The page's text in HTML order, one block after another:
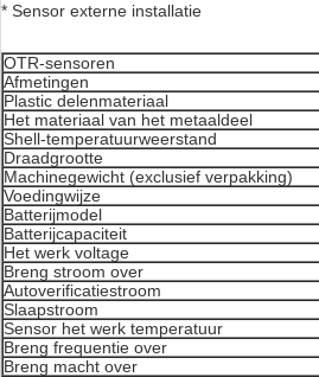
* Sensor externe installatie
OTR-sensoren
Afmetingen
Plastic delenmateriaal
Het materiaal van het metaaldeel
Shell-temperatuurweerstand
Draadgrootte
Machinegewicht (exclusief verpakking)
Voedingwijze
Batterijmodel
Batterijcapaciteit
Het werk voltage
Breng stroom over
Autoverificatiestroom
Slaapstroom
Sensor het werk temperatuur
Breng frequentie over
Breng macht over